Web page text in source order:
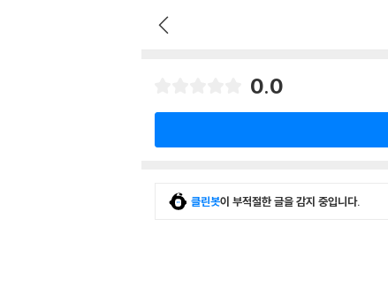
0.0
클린봇이 부적절한 글을 감지 중입니다.